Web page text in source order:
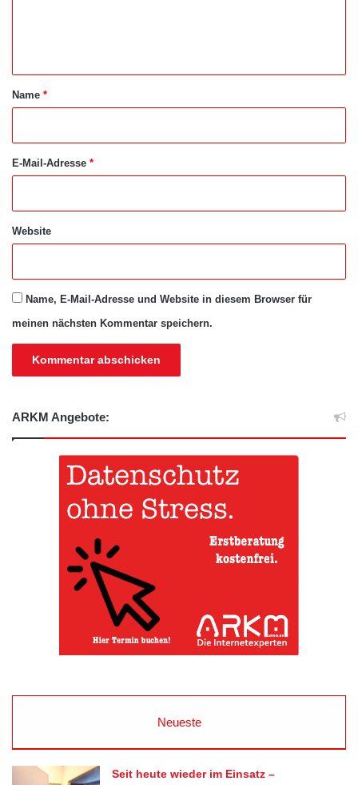
a
Name *
E-Mail-Adresse *
Website
Name, E-Mail-Adresse und Website in diesem Browser für
meinen nächsten Kommentar speichern.
ARKM Angebote:
Neueste
Seit heute wieder im Einsatz –